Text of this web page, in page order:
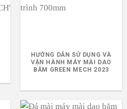
HƯỚNG DẪN SỬ DỤNG VÀ
VẬN HÀNH MÁY MÀI DAO
BĂM GREEN MECH 2023